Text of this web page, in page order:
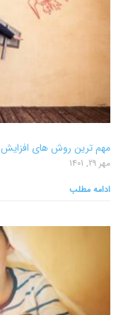
مهم ترین روش های افزایش
مهر 29, 1401
ادامه مطلب